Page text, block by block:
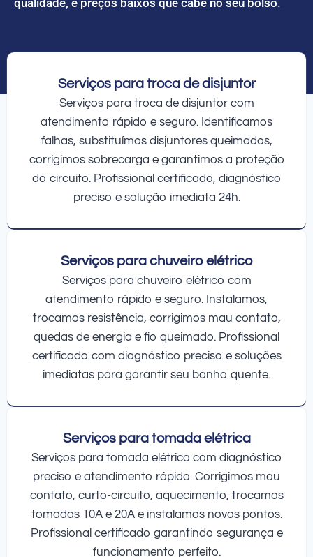
Serviços para troca de disjuntor
Serviços para troca de disjuntor com
atendimento rápido e seguro. Identificamos
falhas, substituímos disjuntores queimados,
corrigimos sobrecarga e garantimos a proteção
do circuito. Profissional certificado, diagnóstico
preciso e solução imediata 24h.
Serviços para chuveiro elétrico
Serviços para chuveiro elétrico com
atendimento rápido e seguro. Instalamos,
trocamos resistência, corrigimos mau contato,
quedas de energia e fio queimado. Profissional
certificado com diagnóstico preciso e soluções
imediatas para garantir seu banho quente.
Serviços para tomada elétrica
Serviços para tomada elétrica com diagnóstico
preciso e atendimento rápido. Corrigimos mau
contato, curto-circuito, aquecimento, trocamos
tomadas 10A e 20A e instalamos novos pontos.
Profissional certificado garantindo segurança e
funcionamento perfeito.